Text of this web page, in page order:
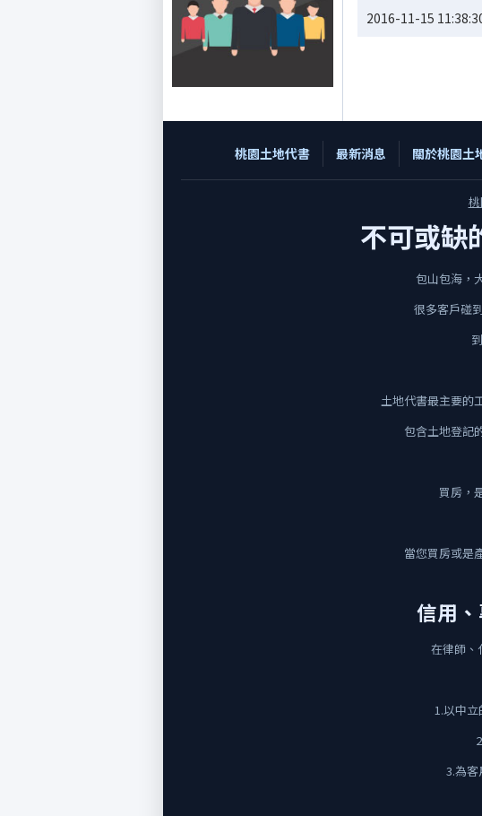
2016-11-15
桃園土地代書 最新消息 關於桃園土
不可或缺
包山包海，
很多客戶碰
土地代書最主要的
包含土地登記
買房，
當您買房或是
信用
在律師、
1.以中
3.為